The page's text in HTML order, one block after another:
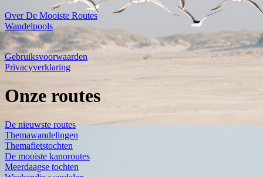
Over De Mooiste Routes
Wandelpools
Gebruiksvoorwaarden
Privacyverklaring
Onze routes
De nieuwste routes
Themawandelingen
Themafietstochten
De mooiste kanoroutes
Meerdaagse tochten